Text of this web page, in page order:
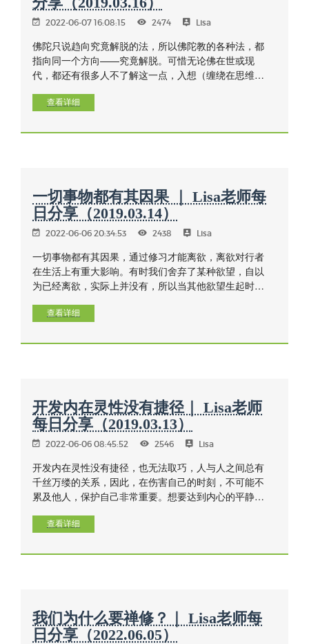
2022-06-07 16:08:15 2474 Lisa
佛陀只说趋向究竟解脱的法，所以佛陀教的各种法，都
指向同一个方向——究竟解脱。可惜无论佛在世或现
代，都还有很多人不了解这一点，入想（缠绕在思维
是指思想的止息，感受的止息，止息就是让三种贪爱：
得以止息。
查看详细
一切事物都有其因果 ｜ Lisa老师每
日分享（2019.03.14）
2022-06-06 20:34:53 2438 Lisa
一切事物都有其因果，通过修习才能离欲，离欲对行者
在生活上有重大影响。有时我们舍弃了某种欲望，自以
为已经离欲，实际上并没有，所以当其他欲望生起时，
在内观禅上，当所有欲望的燃料耗尽时，才会熄灭。
查看详细
开发内在灵性没有捷径｜ Lisa老师
每日分享（2019.03.13）
2022-06-06 08:45:52 2546 Lisa
开发内在灵性没有捷径，也无法取巧，人与人之间总有
千丝万缕的关系，因此，在伤害自己的时刻，不可能不
累及他人，保护自己非常重要。想要达到内心的平静，
间。查看详细
我们为什么要禅修？｜ Lisa老师每
日分享（2022.06.05）